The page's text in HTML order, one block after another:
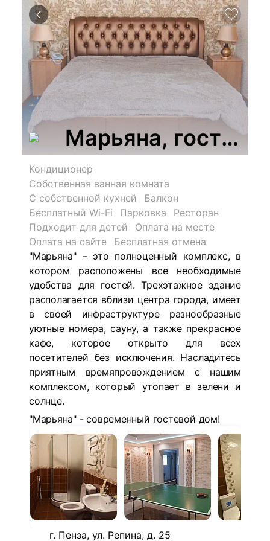
Марьяна,
Кондиционер
Собственная ванная комната
С собственной кухней
Балкон
Бесплатный Wi-Fi
Парковка
Ресторан
Подходит для детей
Оплата на месте
Оплата на сайте
Бесплатная отмена
"Марьяна" – это полноценный комплекс, в
котором расположены все необходимые
удобства для гостей. Трехэтажное здание
располагается вблизи центра города, имеет
в своей инфраструктуре разнообразные
уютные номера, сауну, а также прекрасное
кафе, которое открыто для всех
посетителей без исключения. Насладитесь
приятным времяпровождением с нашим
комплексом, который утопает в зелени и
солнце.
"Марьяна" - современный гостевой дом!
г. Пенза, ул. Репина, д. 25